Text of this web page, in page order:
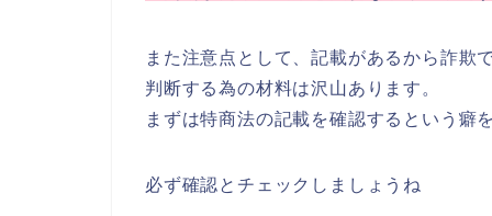
また注意点として、記載があるから詐欺
判断する為の材料は沢山あります。
まずは特商法の記載を確認するという癖
必ず確認とチェックしましょうね